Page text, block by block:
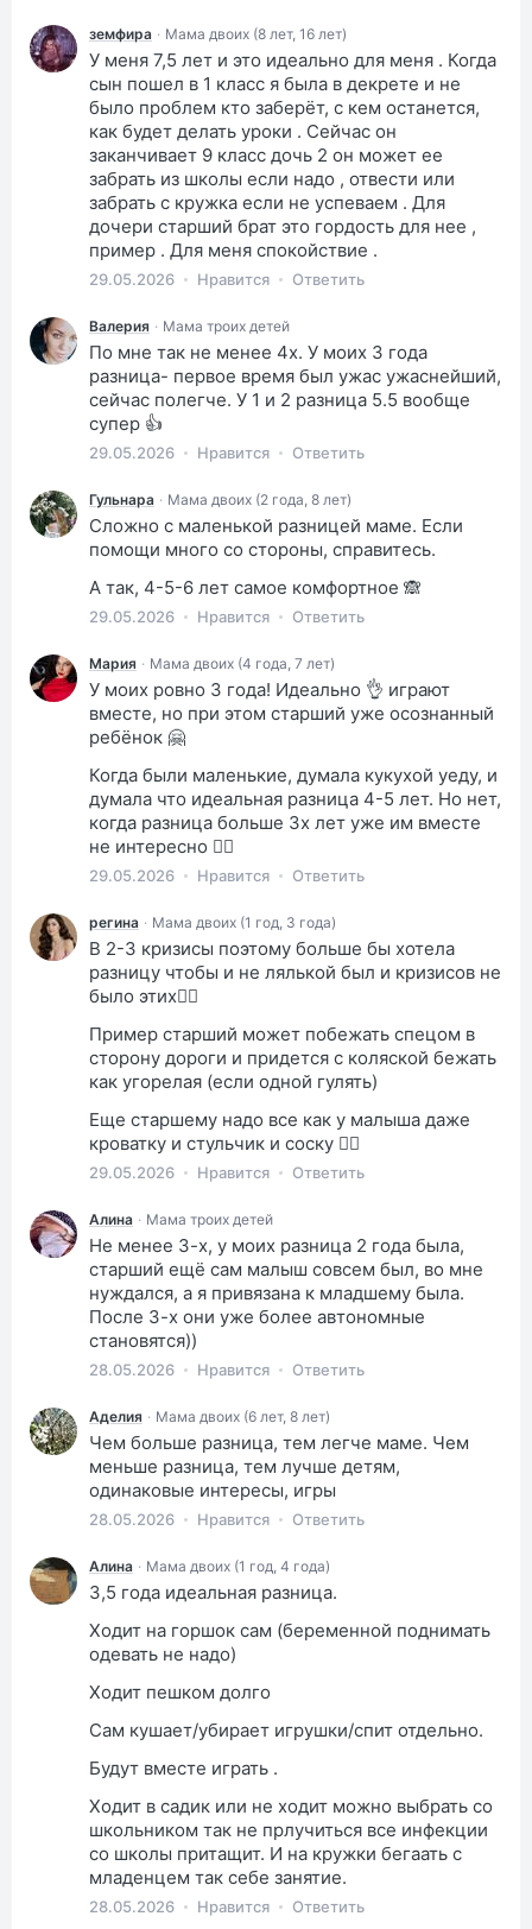
земфира · Мама двоих (8 лет, 16 лет)
У меня 7,5 лет и это идеально для меня . Когда
сын пошел в 1 класс я была в декрете и не
было проблем кто заберёт, с кем останется,
как будет делать уроки . Сейчас он
заканчивает 9 класс дочь 2 он может ее
забрать из школы если надо , отвести или
забрать с кружка если не успеваем . Для
дочери старший брат это гордость для нее ,
пример . Для меня спокойствие .
29.05.2026 Нравится Ответить
Валерия · Мама троих детей
По мне так не менее 4х. У моих 3 года
разница- первое время был ужас ужаснейший,
сейчас полегче. У 1 и 2 разница 5.5 вообще
супер 👍
29.05.2026 Нравится Ответить
Гульнара · Мама двоих (2 года, 8 лет)
Сложно с маленькой разницей маме. Если
помощи много со стороны, справитесь.
А так, 4-5-6 лет самое комфортное 🙈
29.05.2026 Нравится Ответить
Мария · Мама двоих (4 года, 7 лет)
У моих ровно 3 года! Идеально 👌 играют
вместе, но при этом старший уже осознанный
ребёнок 🤗
Когда были маленькие, думала кукухой уеду, и
думала что идеальная разница 4-5 лет. Но нет,
когда разница больше 3х лет уже им вместе
не интересно 🤷‍♀️
29.05.2026 Нравится Ответить
регина · Мама двоих (1 год, 3 года)
В 2-3 кризисы поэтому больше бы хотела
разницу чтобы и не лялькой был и кризисов не
было этих😵‍💫
Пример старший может побежать спецом в
сторону дороги и придется с коляской бежать
как угорелая (если одной гулять)
Еще старшему надо все как у малыша даже
кроватку и стульчик и соску 😵‍💫
29.05.2026 Нравится Ответить
Алина · Мама троих детей
Не менее 3-х, у моих разница 2 года была,
старший ещё сам малыш совсем был, во мне
нуждался, а я привязана к младшему была.
После 3-х они уже более автономные
становятся))
28.05.2026 Нравится Ответить
Аделия · Мама двоих (6 лет, 8 лет)
Чем больше разница, тем легче маме. Чем
меньше разница, тем лучше детям,
одинаковые интересы, игры
28.05.2026 Нравится Ответить
Алина · Мама двоих (1 год, 4 года)
3,5 года идеальная разница.
Ходит на горшок сам (беременной поднимать
одевать не надо)
Ходит пешком долго
Сам кушает/убирает игрушки/спит отдельно.
Будут вместе играть .
Ходит в садик или не ходит можно выбрать со
школьником так не прлучиться все инфекции
со школы притащит. И на кружки бегаать с
младенцем так себе занятие.
28.05.2026 Нравится Ответить